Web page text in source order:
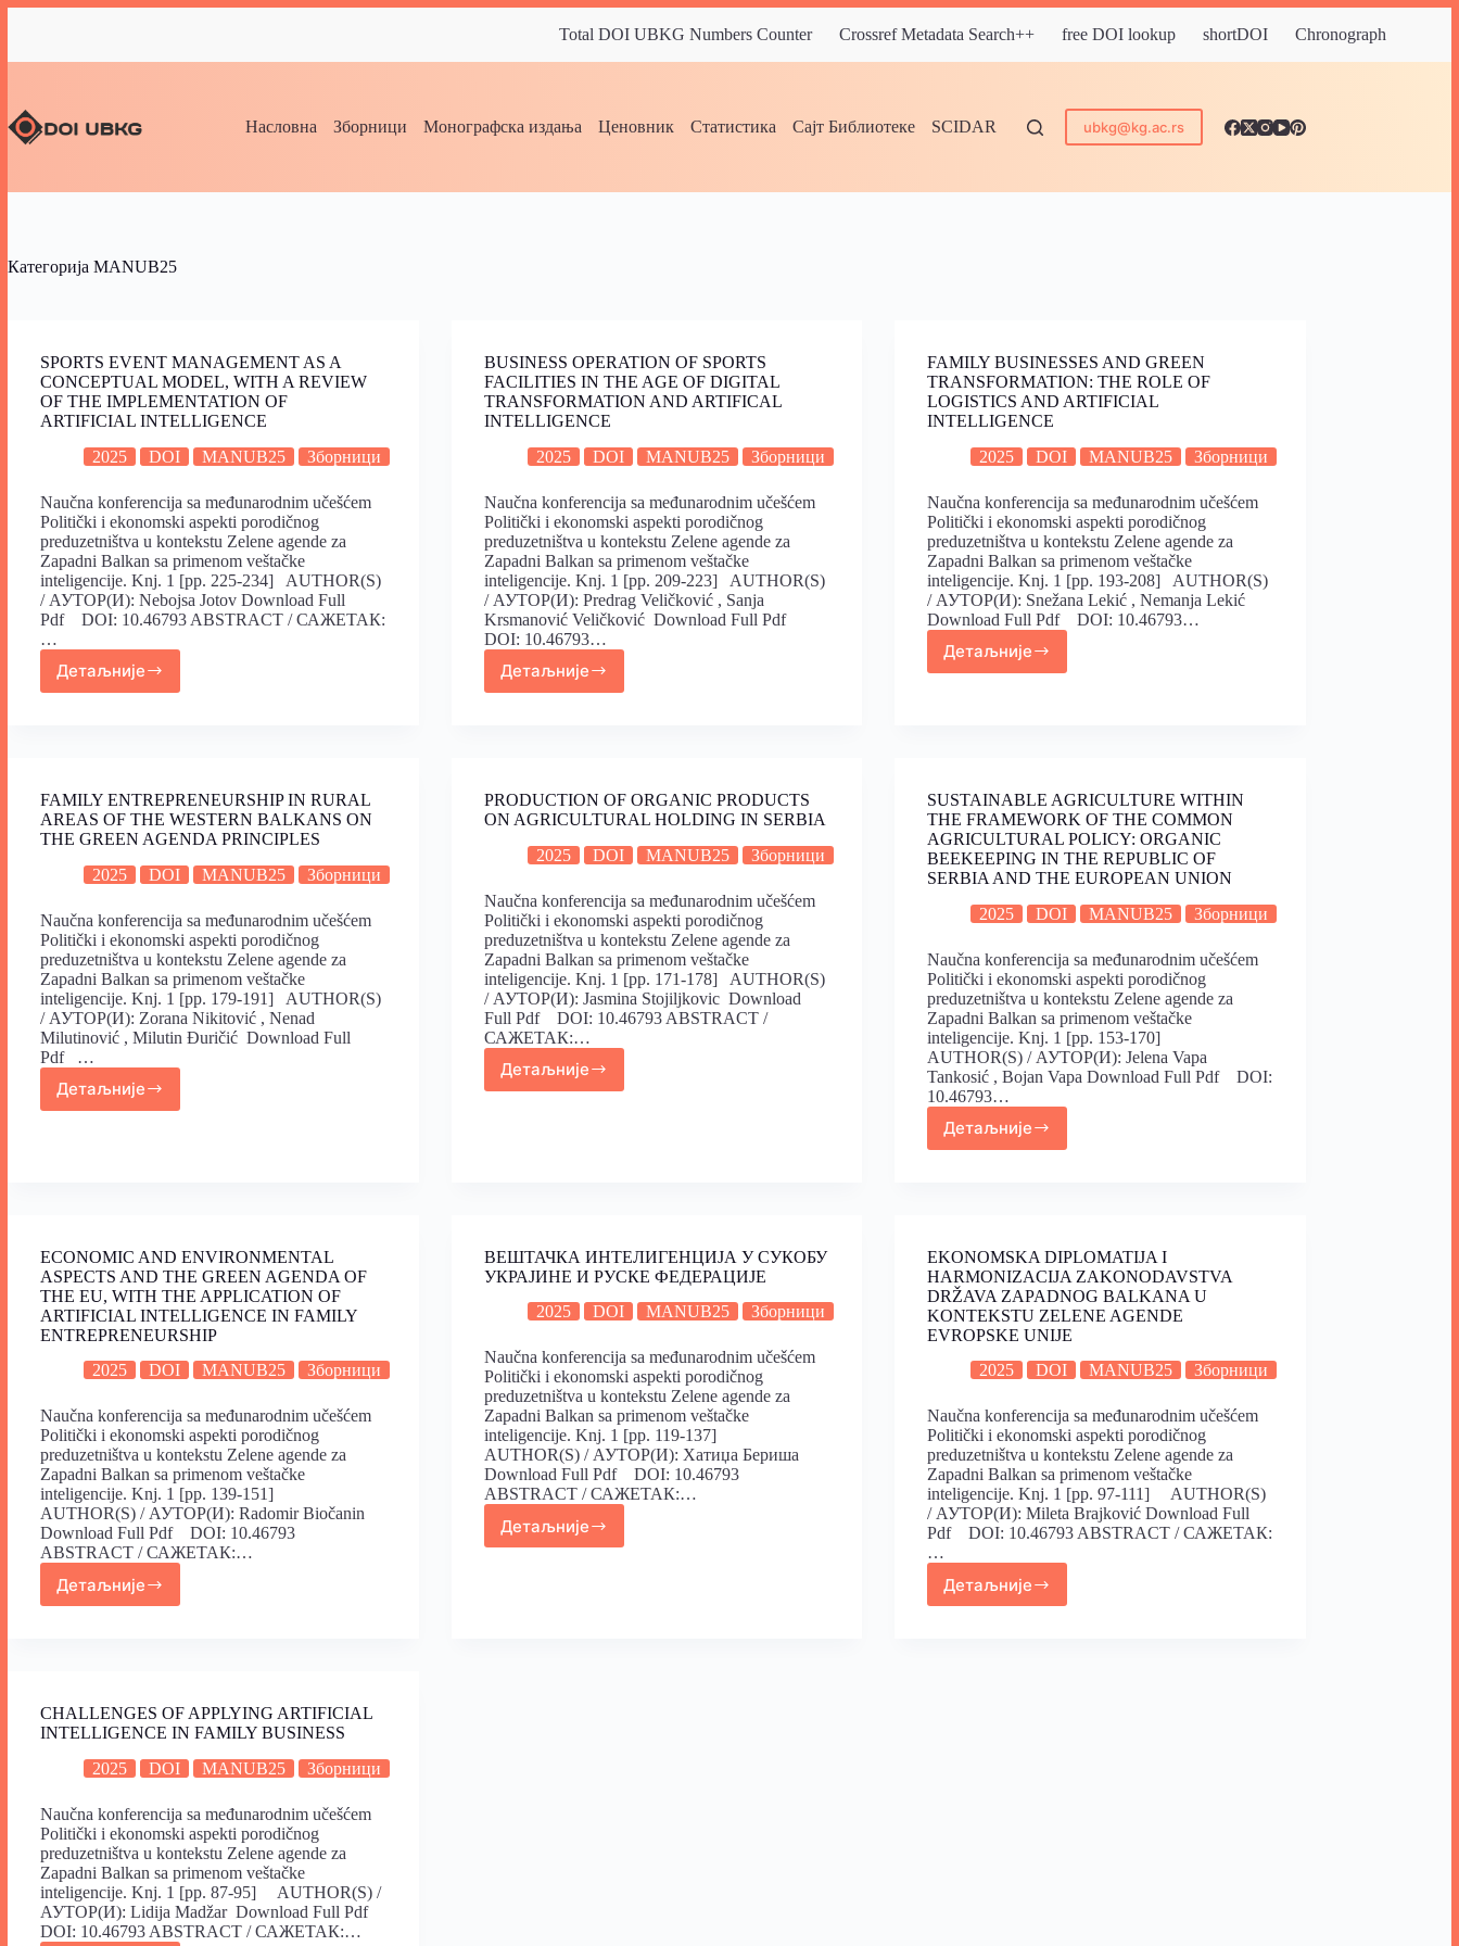
Total DOI UBKG Numbers Counter Crossref Metadata Search++ free DOI lookup shortDOI Chronograph
Насловна Зборници Монографска издања Ценовник Статистика Сајт Библиотеке SCIDAR ubkg@kg.ac.rs
Категорија MANUB25
SPORTS EVENT MANAGEMENT AS A
CONCEPTUAL MODEL, WITH A REVIEW
OF THE IMPLEMENTATION OF
ARTIFICIAL INTELLIGENCE
2025
DOI MANUB25 Зборници
Naučna konferencija sa međunarodnim učešćem
Politički i ekonomski aspekti porodičnog
preduzetništva u kontekstu Zelene agende za
Zapadni Balkan sa primenom veštačke
inteligencije. Knj. 1 [pp. 225-234] AUTHOR(S)
/ АУТОР(И): Nebojsa Jotov Download Full
Pdf DOI: 10.46793 ABSTRACT / САЖЕТАК:
…
Детаљније
BUSINESS OPERATION OF SPORTS
FACILITIES IN THE AGE OF DIGITAL
TRANSFORMATION AND ARTIFICAL
INTELLIGENCE
2025
DOI MANUB25 Зборници
Naučna konferencija sa međunarodnim učešćem
Politički i ekonomski aspekti porodičnog
preduzetništva u kontekstu Zelene agende za
Zapadni Balkan sa primenom veštačke
inteligencije. Knj. 1 [pp. 209-223] AUTHOR(S)
/ АУТОР(И): Predrag Veličković , Sanja
Krsmanović Veličković Download Full Pdf
DOI: 10.46793…
Детаљније
FAMILY BUSINESSES AND GREEN
TRANSFORMATION: THE ROLE OF
LOGISTICS AND ARTIFICIAL
INTELLIGENCE
2025
DOI MANUB25 Зборници
Naučna konferencija sa međunarodnim učešćem
Politički i ekonomski aspekti porodičnog
preduzetništva u kontekstu Zelene agende za
Zapadni Balkan sa primenom veštačke
inteligencije. Knj. 1 [pp. 193-208] AUTHOR(S)
/ АУТОР(И): Snežana Lekić , Nemanja Lekić
Download Full Pdf DOI: 10.46793…
Детаљније
FAMILY ENTREPRENEURSHIP IN RURAL
AREAS OF THE WESTERN BALKANS ON
THE GREEN AGENDA PRINCIPLES
2025
DOI MANUB25 Зборници
Naučna konferencija sa međunarodnim učešćem
Politički i ekonomski aspekti porodičnog
preduzetništva u kontekstu Zelene agende za
Zapadni Balkan sa primenom veštačke
inteligencije. Knj. 1 [pp. 179-191] AUTHOR(S)
/ АУТОР(И): Zorana Nikitović , Nenad
Milutinović , Milutin Đuričić Download Full
Pdf …
Детаљније
PRODUCTION OF ORGANIC PRODUCTS
ON AGRICULTURAL HOLDING IN SERBIA
2025
DOI MANUB25 Зборници
Naučna konferencija sa međunarodnim učešćem
Politički i ekonomski aspekti porodičnog
preduzetništva u kontekstu Zelene agende za
Zapadni Balkan sa primenom veštačke
inteligencije. Knj. 1 [pp. 171-178] AUTHOR(S)
/ АУТОР(И): Jasmina Stojiljkovic Download
Full Pdf DOI: 10.46793 ABSTRACT /
САЖЕТАК:…
Детаљније
SUSTAINABLE AGRICULTURE WITHIN
THE FRAMEWORK OF THE COMMON
AGRICULTURAL POLICY: ORGANIC
BEEKEEPING IN THE REPUBLIC OF
SERBIA AND THE EUROPEAN UNION
2025
DOI MANUB25 Зборници
Naučna konferencija sa međunarodnim učešćem
Politički i ekonomski aspekti porodičnog
preduzetništva u kontekstu Zelene agende za
Zapadni Balkan sa primenom veštačke
inteligencije. Knj. 1 [pp. 153-170]
AUTHOR(S) / АУТОР(И): Jelena Vapa
Tankosić , Bojan Vapa Download Full Pdf DOI:
10.46793…
Детаљније
ECONOMIC AND ENVIRONMENTAL
ASPECTS AND THE GREEN AGENDA OF
THE EU, WITH THE APPLICATION OF
ARTIFICIAL INTELLIGENCE IN FAMILY
ENTREPRENEURSHIP
2025
DOI MANUB25 Зборници
Naučna konferencija sa međunarodnim učešćem
Politički i ekonomski aspekti porodičnog
preduzetništva u kontekstu Zelene agende za
Zapadni Balkan sa primenom veštačke
inteligencije. Knj. 1 [pp. 139-151]
AUTHOR(S) / АУТОР(И): Radomir Biočanin
Download Full Pdf DOI: 10.46793
ABSTRACT / САЖЕТАК:…
Детаљније
ВЕШТАЧКА ИНТЕЛИГЕНЦИЈА У СУКОБУ
УКРАЈИНЕ И РУСКЕ ФЕДЕРАЦИЈЕ
2025
DOI MANUB25 Зборници
Naučna konferencija sa međunarodnim učešćem
Politički i ekonomski aspekti porodičnog
preduzetništva u kontekstu Zelene agende za
Zapadni Balkan sa primenom veštačke
inteligencije. Knj. 1 [pp. 119-137]
AUTHOR(S) / АУТОР(И): Хатиџа Бериша
Download Full Pdf DOI: 10.46793
ABSTRACT / САЖЕТАК:…
Детаљније
EKONOMSKA DIPLOMATIJA I
HARMONIZACIJA ZAKONODAVSTVA
DRŽAVA ZAPADNOG BALKANA U
KONTEKSTU ZELENE AGENDE
EVROPSKE UNIJE
2025
DOI MANUB25 Зборници
Naučna konferencija sa međunarodnim učešćem
Politički i ekonomski aspekti porodičnog
preduzetništva u kontekstu Zelene agende za
Zapadni Balkan sa primenom veštačke
inteligencije. Knj. 1 [pp. 97-111] AUTHOR(S)
/ АУТОР(И): Mileta Brajković Download Full
Pdf DOI: 10.46793 ABSTRACT / САЖЕТАК:
…
Детаљније
CHALLENGES OF APPLYING ARTIFICIAL
INTELLIGENCE IN FAMILY BUSINESS
2025
DOI MANUB25 Зборници
Naučna konferencija sa međunarodnim učešćem
Politički i ekonomski aspekti porodičnog
preduzetništva u kontekstu Zelene agende za
Zapadni Balkan sa primenom veštačke
inteligencije. Knj. 1 [pp. 87-95] AUTHOR(S) /
АУТОР(И): Lidija Madžar Download Full Pdf
DOI: 10.46793 ABSTRACT / САЖЕТАК:…